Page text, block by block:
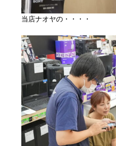
当店ナオヤの・・・・